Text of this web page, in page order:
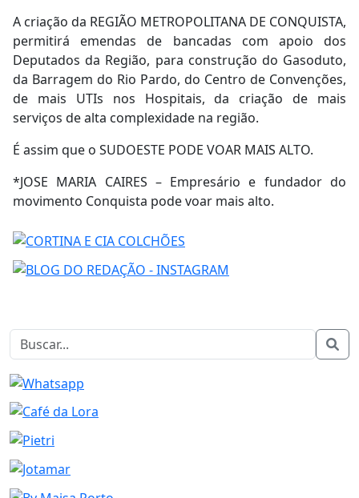
A criação da REGIÃO METROPOLITANA DE CONQUISTA,
permitirá emendas de bancadas com apoio dos
Deputados da Região, para construção do Gasoduto,
da Barragem do Rio Pardo, do Centro de Convenções,
de mais UTIs nos Hospitais, da criação de mais
serviços de alta complexidade na região.
É assim que o SUDOESTE PODE VOAR MAIS ALTO.
*JOSE MARIA CAIRES – Empresário e fundador do
movimento Conquista pode voar mais alto.